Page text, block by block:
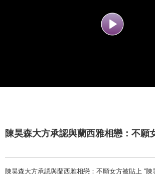
陳昊森大方承認與蘭西雅相戀：不願女方被貼上 “陳